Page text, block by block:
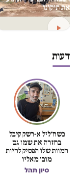
את תיקונו
דעות
כשח'ליל א-רשק קיבל
בחזרה את שמו גם
המוות שלו הפסיק להיות
מובן מאליו
סיון תהל